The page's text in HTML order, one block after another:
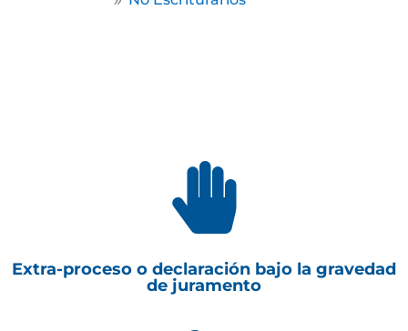

Extra-proceso o declaración bajo la gravedad
de juramento